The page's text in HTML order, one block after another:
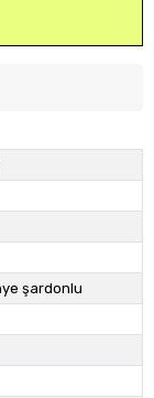
şardonlu